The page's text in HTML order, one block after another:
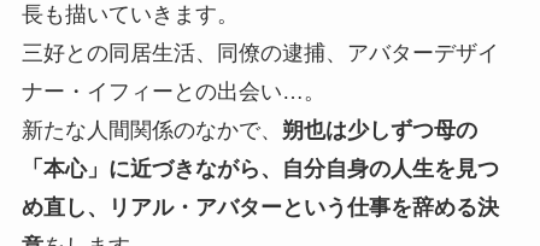
長も描いていきます。
三好との同居生活、同僚の逮捕、アバターデザイ
ナー・イフィーとの出会い…。
新たな人間関係のなかで、 朔也は少しずつ母の
「本心」に近づきながら、自分自身の人生を見つ
め直し、リアル・アバターという仕事を辞める決